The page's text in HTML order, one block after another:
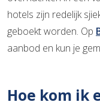
hotels zijn redelijk
geboekt worden. Op
aanbod en kun je
Hoe kom ik